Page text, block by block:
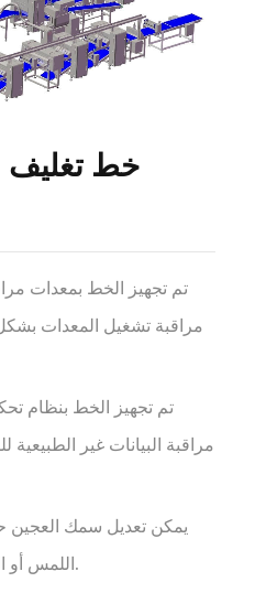
خط تغليف
تم تجهيز الخط بمعدات
مراقبة تشغيل المعدات
مراقبة البيانات غير
اللمس أو الزر الموجود على آلة الضغط.